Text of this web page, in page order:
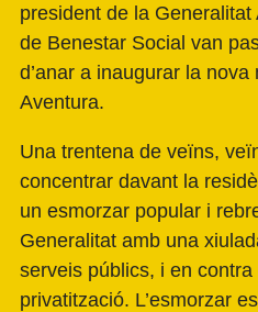
president de la
de Benestar Social van
d’anar a inaugurar la
Aventura.
Una trentena de veïns,
concentrar davant la
un esmorzar popular i
Generalitat amb una
serveis públics, i en
privatització. L’esmorzar